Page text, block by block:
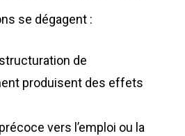
se dégagent :
de
produisent des effets
vers l’emploi ou la